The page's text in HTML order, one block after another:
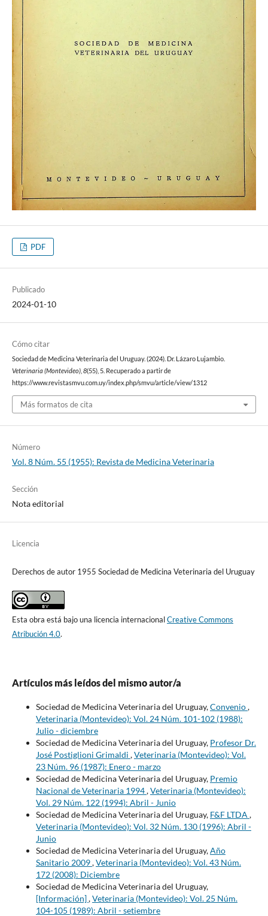
PDF
Publicado
2024-01-10
Cómo citar
Sociedad de Medicina Veterinaria del Uruguay. (2024). Dr. Lázaro Lujambio.
Veterinaria (Montevideo), 8(55), 5. Recuperado a partir de
https://www.revistasmvu.com.uy/index.php/smvu/article/view/1312
Más formatos de cita
Número
Vol. 8 Núm. 55 (1955): Revista de Medicina Veterinaria
Sección
Nota editorial
Licencia
Derechos de autor 1955 Sociedad de Medicina Veterinaria del Uruguay
Esta obra está bajo una licencia internacionalCreative Commons
Atribución 4.0.
Artículos más leídos del mismo autor/a
Sociedad de Medicina Veterinaria del Uruguay,Convenio,
Veterinaria (Montevideo): Vol. 24 Núm. 101-102 (1988):
Julio - diciembre
Sociedad de Medicina Veterinaria del Uruguay, Profesor Dr.
José Postiglioni Grimaldi ,Veterinaria (Montevideo): Vol.
23 Núm. 96 (1987): Enero - marzo
Sociedad de Medicina Veterinaria del Uruguay, Premio
Nacional de Veterinaria 1994,Veterinaria (Montevideo):
Vol. 29 Núm. 122 (1994): Abril - Junio
Sociedad de Medicina Veterinaria del Uruguay, F&F LTDA ,
Veterinaria (Montevideo): Vol. 32 Núm. 130 (1996): Abril -
Junio
Sociedad de Medicina Veterinaria del Uruguay,Año
Sanitario 2009,Veterinaria (Montevideo): Vol. 43 Núm.
172 (2008): Diciembre
Sociedad de Medicina Veterinaria del Uruguay,
[Información],Veterinaria (Montevideo): Vol. 25 Núm.
104-105 (1989): Abril - setiembre